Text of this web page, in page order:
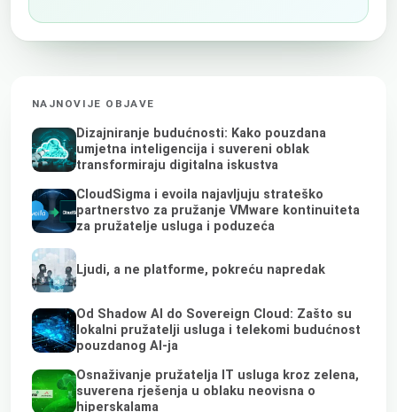
NAJNOVIJE OBJAVE
Dizajniranje budućnosti: Kako pouzdana
umjetna inteligencija i suvereni oblak
transformiraju digitalna iskustva
CloudSigma i evoila najavljuju strateško
partnerstvo za pružanje VMware kontinuiteta
za pružatelje usluga i poduzeća
Ljudi, a ne platforme, pokreću napredak
Od Shadow AI do Sovereign Cloud: Zašto su
lokalni pružatelji usluga i telekomi budućnost
pouzdanog AI-ja
Osnaživanje pružatelja IT usluga kroz zelena,
suverena rješenja u oblaku neovisna o
hiperskalama